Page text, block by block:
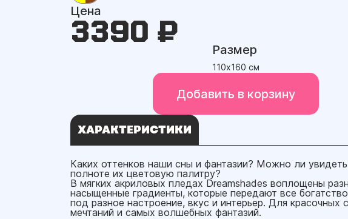
Цена
3390 ₽
Размер
110х160 см
Добавить в корзину
ХАРАКТЕРИСТИКИ
Каких оттенков наши сны и фантазии? Можно ли
полноте их цветовую палитру?
В мягких акриловых пледах Dreamshades воплощены
насыщенные градиенты, которые передают все
под разное настроение, вкус и интерьер. Для красочных
мечтаний и самых волшебных фантазий.